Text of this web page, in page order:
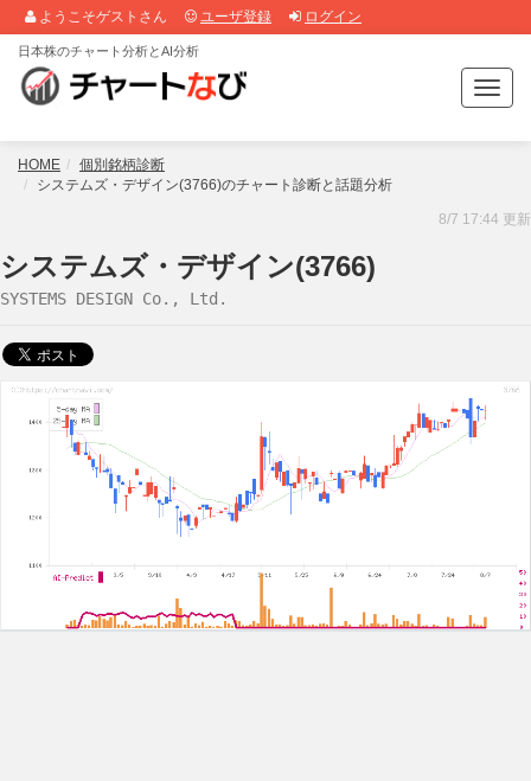
ようこそゲストさん ユーザ登録 ログイン
T
o
g
日本株のチャート分析とAI分析
HOME
個別銘柄診断
システムズ・デザイン(3766)のチャート診断と話題分析
8/7 17:44 更新
システムズ・デザイン(3766)
SYSTEMS DESIGN Co., Ltd.